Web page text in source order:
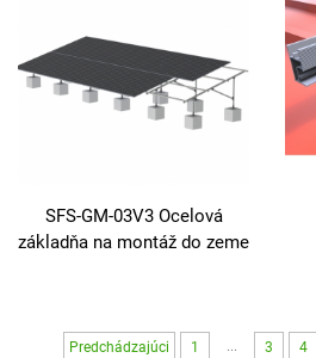
SFS-GM-03V3 Ocelová
základňa na montáž do zeme
Predchádzajúci 1 ... 3 4